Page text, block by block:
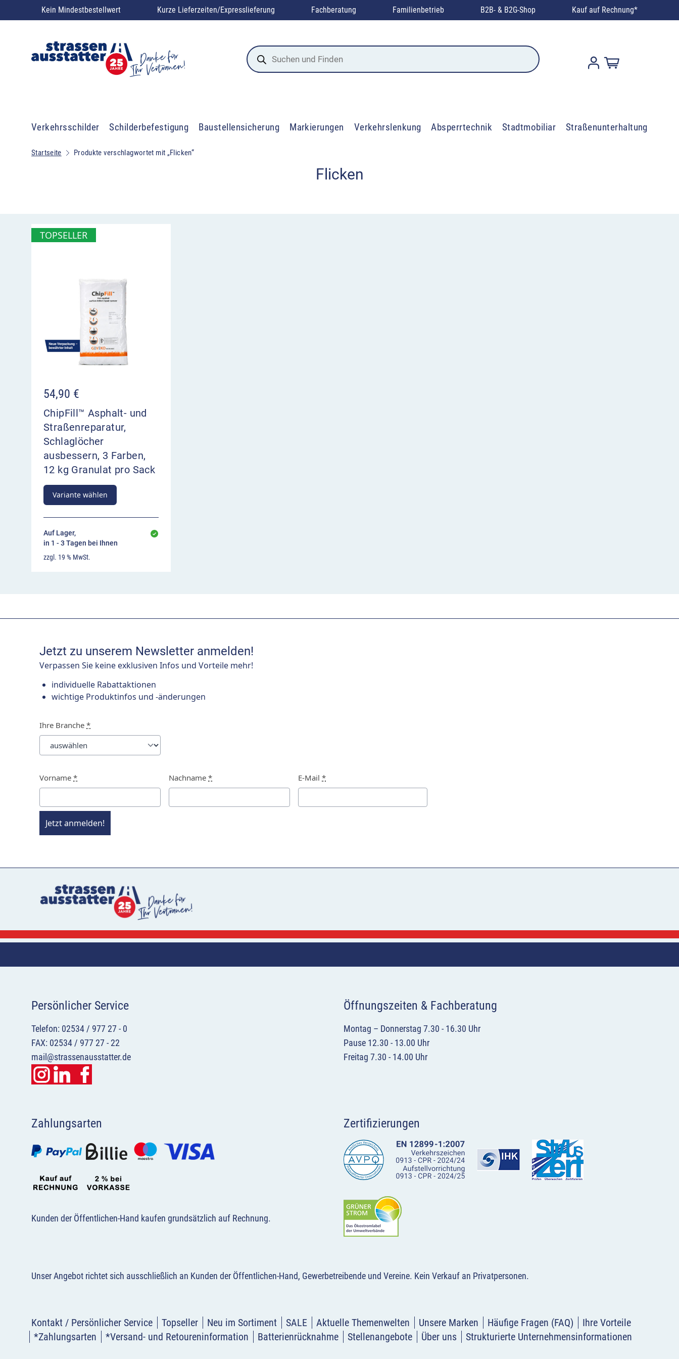
Kein Mindestbestellwert Kurze Lieferzeiten/Expresslieferung Fachberatung Familienbetrieb B2B- & B2G-Shop Kauf auf Rechnung*
Products
search
Verkehrsschilder Schilderbefestigung Baustellensicherung Markierungen Verkehrslenkung Absperrtechnik Stadtmobiliar Straßenunterhaltung
Startseite Produkte verschlagwortet mit „Flicken“
Flicken
TOPSELLER
54,90 €
ChipFill™ Asphalt- und
Straßenreparatur,
Schlaglöcher
ausbessern, 3 Farben,
12 kg Granulat pro Sack
Variante wählen
Auf Lager,
in 1 - 3 Tagen bei Ihnen
zzgl. 19 % MwSt.
Jetzt zu unserem Newsletter anmelden!
Verpassen Sie keine exklusiven Infos und Vorteile mehr!
individuelle Rabattaktionen
wichtige Produktinfos und -änderungen
Ihre Branche *
Vorname * Nachname * E-Mail *
Jetzt anmelden!
Persönlicher Service
Telefon: 02534 / 977 27 - 0
FAX: 02534 / 977 27 - 22
mail@strassenausstatter.de
Öffnungszeiten & Fachberatung
Montag – Donnerstag 7.30 - 16.30 Uhr
Pause 12.30 - 13.00 Uhr
Freitag 7.30 - 14.00 Uhr
Zahlungsarten
Kunden der Öffentlichen-Hand kaufen grundsätzlich auf Rechnung.
Zertifizierungen
Unser Angebot richtet sich ausschließlich an Kunden der Öffentlichen-Hand, Gewerbetreibende und Vereine. Kein Verkauf an Privatpersonen.
Kontakt / Persönlicher Service Topseller Neu im Sortiment SALE Aktuelle Themenwelten Unsere Marken Häufige Fragen (FAQ)
Ihre Vorteile
*Zahlungsarten
*Versand- und Retoureninformation Batterienrücknahme Stellenangebote Über uns Strukturierte Unternehmensinformationen